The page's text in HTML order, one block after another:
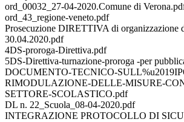
ord_00032_27-04-2020.Comune di
ord_43_regione-veneto.pdf
Prosecuzione DIRETTIVA di organizzazione
30.04.2020.pdf
4DS-proroga-Direttiva.pdf
5DS-Direttiva-turnazione-proroga -per
DOCUMENTO-TECNICO-
RIMODULAZIONE-DELLE-MISURE-
SETTORE-SCOLASTICO.pdf
DL n. 22_Scuola_08-04-2020.pdf
INTEGRAZIONE PROTOCOLLO DI